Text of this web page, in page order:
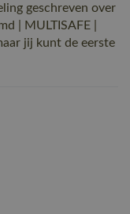
geschreven over
| MULTISAFE |
jij kunt de eerste